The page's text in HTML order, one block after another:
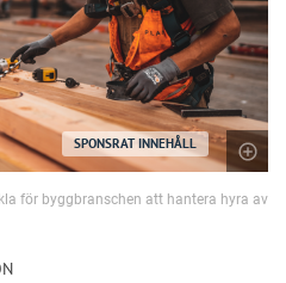
SPONSRAT INNEHÅLL
för byggbranschen att hantera hyra av